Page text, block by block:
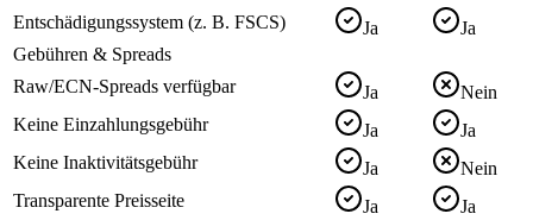
Entschädigungssystem (z. B. FSCS)
Ja
Ja
Gebühren & Spreads
Raw/ECN-Spreads verfügbar
Ja
Nein
Keine Einzahlungsgebühr
Ja
Ja
Keine Inaktivitätsgebühr
Ja
Nein
Transparente Preisseite
Ja
Ja